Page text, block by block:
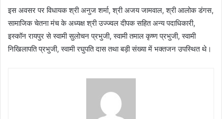
इस अवसर पर विधायक श्री अनुज शर्मा, श्री अजय जामवाल, श्री आलोक डंगस,
सामाजिक चेतना मंच के अध्यक्ष श्री उज्ज्वल दीपक सहित अन्य पदाधिकारी,
इस्कॉन रायपुर से स्वामी सुलोचन प्रभुजी, स्वामी तमाल कृष्ण प्रभुजी, स्वामी
निखिलापति प्रभुजी, स्वामी रघुपति दास तथा बड़ी संख्या में भक्तजन उपस्थित थे।